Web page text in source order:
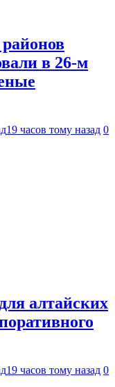
в 26-м
19 часов тому назад 0
алтайских
19 часов тому назад 0